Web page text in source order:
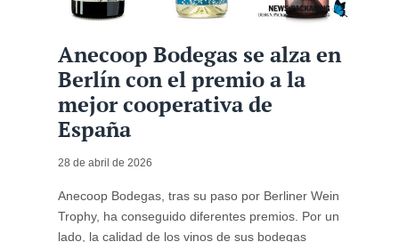
Anecoop Bodegas se alza en
Berlín con el premio a la
mejor cooperativa de
España
28 de abril de 2026
Anecoop Bodegas, tras su paso por Berliner Wein
Trophy, ha conseguido diferentes premios. Por un
lado, la calidad de los vinos de sus bodegas